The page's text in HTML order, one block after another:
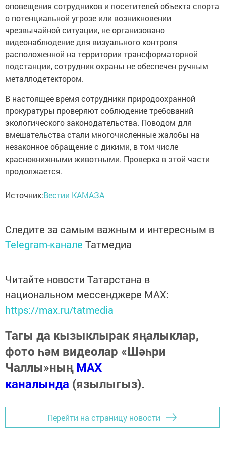
оповещения сотрудников и посетителей объекта спорта
о потенциальной угрозе или возникновении
чрезвычайной ситуации, не организовано
видеонаблюдение для визуального контроля
расположенной на территории трансформаторной
подстанции, сотрудник охраны не обеспечен ручным
металлодетектором.
В настоящее время сотрудники природоохранной
прокуратуры проверяют соблюдение требований
экологического законодательства. Поводом для
вмешательства стали многочисленные жалобы на
незаконное обращение с дикими, в том числе
краснокнижными животными. Проверка в этой части
продолжается.
Источник:Вестии КАМАЗА
Следите за самым важным и интересным в
Telegram-канале Татмедиа
Читайте новости Татарстана в
национальном мессенджере MАХ:
https://max.ru/tatmedia
Тагы да кызыклырак яңалыклар,
фото һәм видеолар «Шәһри
Чаллы»ныңMAX
каналында (язылыгыз).
Перейти на страницу новости